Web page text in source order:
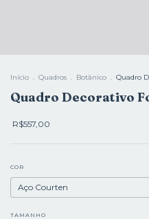
Início . Quadros . Botânico . Quadro
Quadro Decorativo
R$557,00
COR
TAMANHO